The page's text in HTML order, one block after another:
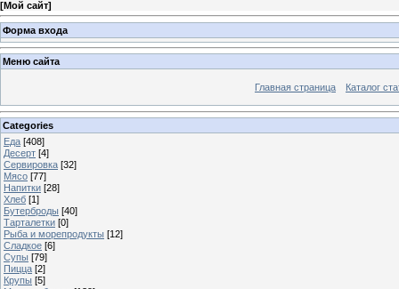
[Мой сайт]
Форма входа
Меню сайта
Главная страница Каталог
Categories
Еда [408]
Десерт [4]
Сервировка [32]
Мясо [77]
Напитки [28]
Хлеб [1]
Бутерброды [40]
Тарталетки [0]
Рыба и морепродукты [12]
Сладкое [6]
Супы [79]
Пицца [2]
Крупы [5]